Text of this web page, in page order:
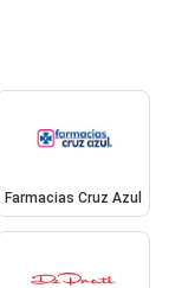
Farmacias Cruz Azul